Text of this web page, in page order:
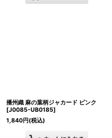
播州織 麻の葉柄ジャカード ピンク
[J0085-UB0185]
1,840円(税込)